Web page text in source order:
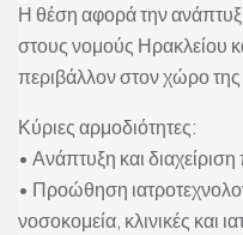
Η θέση αφορά την
στους νομούς Ηρακλείου
περιβάλλον στον χώρο της
Κύριες αρμοδιότητες:
• Ανάπτυξη και
• Προώθηση
νοσοκομεία, κλινικές και